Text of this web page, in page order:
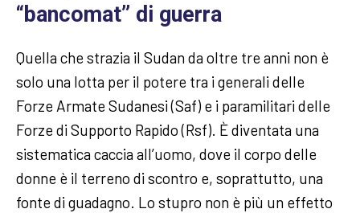
“bancomat” di guerra
Quella che strazia il Sudan da oltre tre anni non è
solo una lotta per il potere tra i generali delle
Forze Armate Sudanesi (Saf) e i paramilitari delle
Forze di Supporto Rapido (Rsf). È diventata una
sistematica caccia all’uomo, dove il corpo delle
donne è il terreno di scontro e, soprattutto, una
fonte di guadagno. Lo stupro non è più un effetto